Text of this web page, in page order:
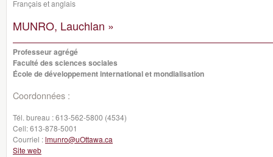
Français et anglais
MUNRO, Lauchlan »
Professeur agrégé
Faculté des sciences sociales
École de développement international et mondialisation
Coordonnées :
Tél. bureau :613-562-5800 (4534)
Cell:613-878-5001
Courriel :lmunro@uOttawa.ca
Site web